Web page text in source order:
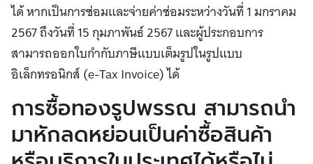
ได้ หากเป็นการซ่อมและจ่ายค่าซ่อมระหว่างวันที่ 1 มกราคม
2567 ถึงวันที่ 15 กุมภาพันธ์ 2567 และผู้ประกอบการ
สามารถออกใบกำกับภาษีแบบเต็มรูปในรูปแบบ
อิเล็กทรอนิกส์ (e-Tax Invoice) ได้
การซื้อทองรูปพรรณ สามารถนำ
มาหักลดหย่อนเป็นค่าซื้อสินค้า